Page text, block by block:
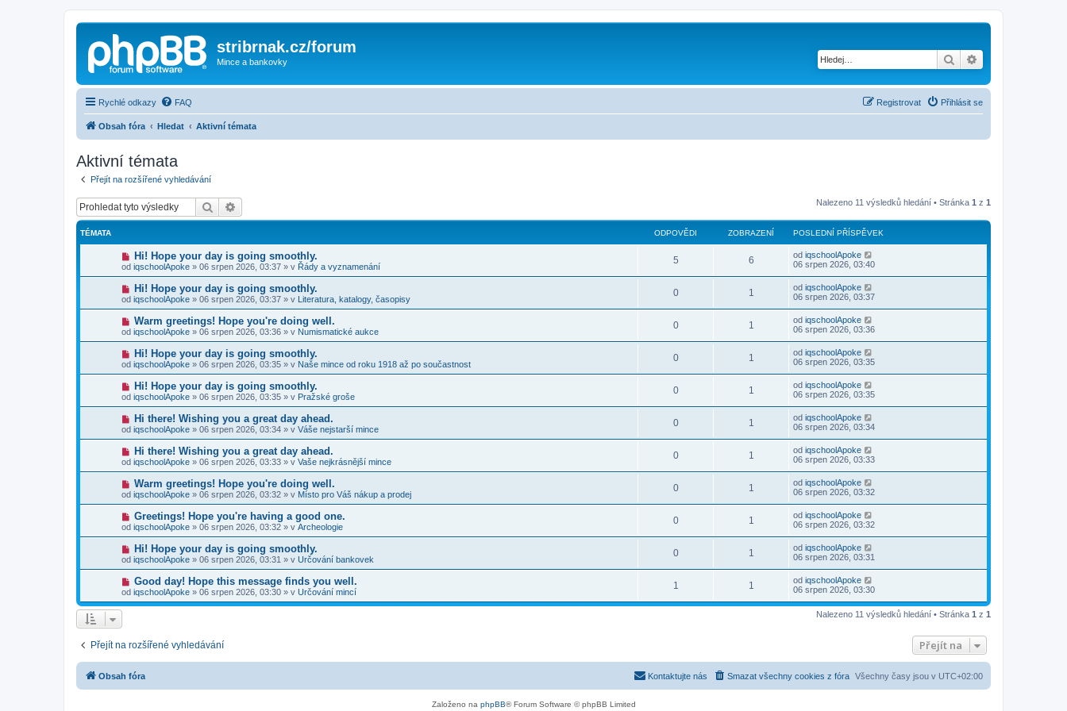
stribrnak.cz/forum
Mince a bankovky Hledat
Rychlé odkazy FAQ Přihlásit se
Registrovat
Obsah fóra Hledat Aktivní témata
Aktivní témata
Přejít na rozšířené vyhledávání
Hledat Nalezeno 11 výsledků hledání • Stránka 1 z 1
TÉMATA ODPOVĚDI ZOBRAZENÍ POSLEDNÍ PŘÍSPĚVEK
N
o
v
ý
p
ř
í
s
p
ě
v
e
k
Hi! Hope your day is going smoothly.
od iqschoolApoke » 06 srpen 2026, 03:37 » v Řády a vyznamenání
5 6 od iqschoolApoke
06 srpen 2026, 03:40
N
o
v
ý
p
ř
í
p
ě
v
e
k
Hi! Hope your day is going smoothly.
od iqschoolApoke » 06 srpen 2026, 03:37 » v Literatura, katalogy, časopisy
0 1 od iqschoolApoke
06 srpen 2026, 03:37
N
o
v
ý
p
ř
í
p
ě
v
e
k
Warm greetings! Hope you're doing well.
od iqschoolApoke » 06 srpen 2026, 03:36 » v Numismatické aukce
0 1 od iqschoolApoke
06 srpen 2026, 03:36
N
o
v
ý
p
ř
í
p
ě
v
e
k
Hi! Hope your day is going smoothly.
od iqschoolApoke » 06 srpen 2026, 03:35 » v Naše mince od roku 1918 až po součastnost
0 1 od iqschoolApoke
06 srpen 2026, 03:35
N
o
v
ý
p
ř
í
p
ě
v
e
k
Hi! Hope your day is going smoothly.
od iqschoolApoke » 06 srpen 2026, 03:35 » v Pražské groše
0 1 od iqschoolApoke
06 srpen 2026, 03:35
N
o
v
ý
p
ř
í
s
p
ě
v
e
k
Hi there! Wishing you a great day ahead.
od iqschoolApoke » 06 srpen 2026, 03:34 » v Váše nejstarší mince
0 1 od iqschoolApoke
06 srpen 2026, 03:34
N
o
v
ý
p
ř
í
s
p
ě
v
e
k
Hi there! Wishing you a great day ahead.
od iqschoolApoke » 06 srpen 2026, 03:33 » v Vaše nejkrásnější mince
0 1 od iqschoolApoke
06 srpen 2026, 03:33
N
o
v
p
ř
í
p
ě
v
e
k
Warm greetings! Hope you're doing well.
od iqschoolApoke » 06 srpen 2026, 03:32 » v Místo pro Váš nákup a prodej
0 1 od iqschoolApoke
06 srpen 2026, 03:32
N
o
v
ý
p
ř
í
s
p
ě
v
Greetings! Hope you're having a good one.
od iqschoolApoke » 06 srpen 2026, 03:32 » v Archeologie
0 1 od iqschoolApoke
06 srpen 2026, 03:32
N
o
v
p
ř
í
v
e
k
Hi! Hope your day is going smoothly.
od iqschoolApoke » 06 srpen 2026, 03:31 » v Určování bankovek
0 1 od iqschoolApoke
06 srpen 2026, 03:31
N
o
v
ý
s
ě
v
Good day! Hope this message finds you well.
od iqschoolApoke » 06 srpen 2026, 03:30 » v Určování mincí
1 1 od iqschoolApoke
06 srpen 2026, 03:30
Nalezeno 11 výsledků hledání • Stránka 1 z 1
Přejít na rozšířené vyhledávání Přejít na
Obsah fóra Všechny časy jsou v UTC+02:00
Smazat všechny cookies z fóra
Kontaktujte nás
Založeno na phpBB® Forum Software © phpBB Limited